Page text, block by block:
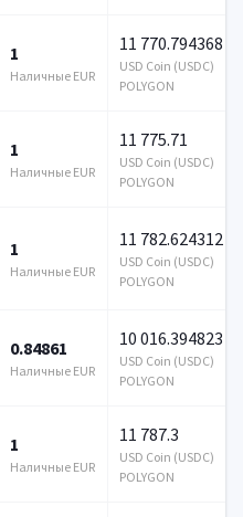
1
Наличные EUR
11 770.794368
USD Coin (USDC)
POLYGON
1
Наличные EUR
11 775.71
USD Coin (USDC)
POLYGON
1
Наличные EUR
11 782.624312
USD Coin (USDC)
POLYGON
0.84861
Наличные EUR
10 016.394823
USD Coin (USDC)
POLYGON
1
Наличные EUR
11 787.3
USD Coin (USDC)
POLYGON